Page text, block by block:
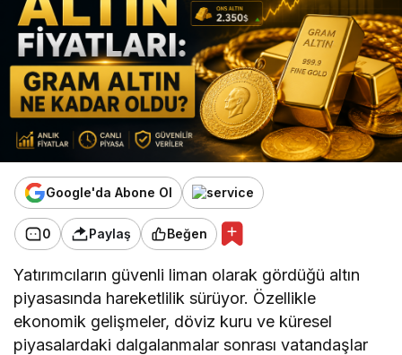
Google'da Abone Ol
0 Paylaş Beğen
Yatırımcıların güvenli liman olarak gördüğü altın
piyasasında hareketlilik sürüyor. Özellikle
ekonomik gelişmeler, döviz kuru ve küresel
piyasalardaki dalgalanmalar sonrası vatandaşlar